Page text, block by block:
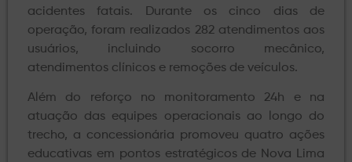
acidentes fatais. Durante os cinco dias de
operação, foram realizados 282 atendimentos aos
usuários, incluindo socorro mecânico,
atendimentos clínicos e remoções de veículos.
Além do reforço no monitoramento 24h e na
atuação das equipes operacionais ao longo do
trecho, a concessionária promoveu quatro ações
educativas em pontos estratégicos de Nova Lima